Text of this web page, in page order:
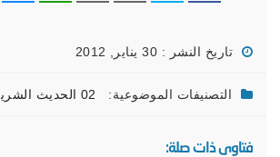
تاريخ النشر : 30 يناير, 2012
التصنيفات الموضوعية: 02 الحديث الشريف وعلومه
فتاوى ذات صلة: